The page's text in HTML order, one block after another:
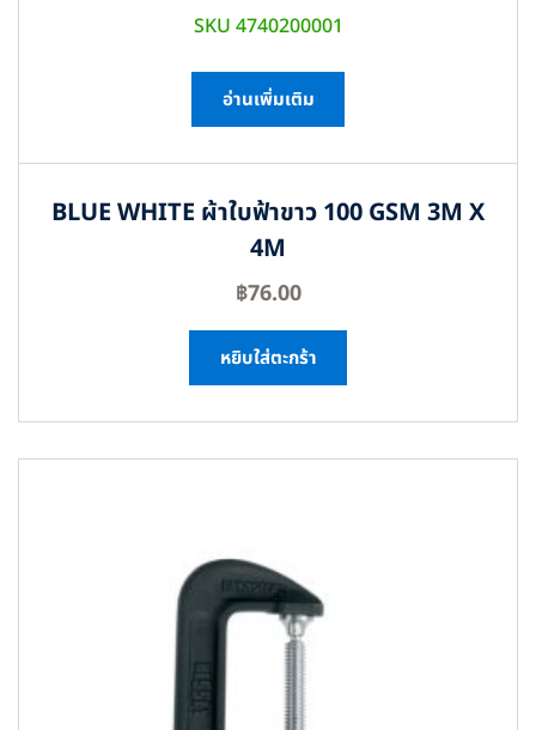
SKU 4740200001
อ่านเพิ่มเติม
BLUE WHITE ผ้าใบฟ้าขาว 100 GSM 3M X
4M
฿76.00
หยิบใส่ตะกร้า